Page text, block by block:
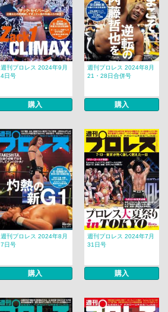
週刊プロレス 2024年9月
4日号
購入
週刊プロレス 2024年8月
21・28日合併号
購入
週刊プロレス 2024年8月
7日号
購入
週刊プロレス 2024年7月
31日号
購入